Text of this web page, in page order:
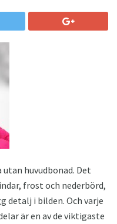
huvudbonad. Det
frost och nederbörd,
detalj i bilden. Och varje
är en av de viktigaste